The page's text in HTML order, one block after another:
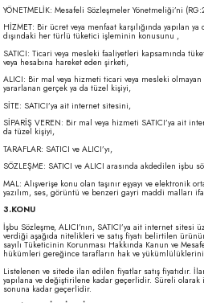
YÖNETMELİK: Mesafeli Sözleşmeler Yönetmeliği’ni
HİZMET: Bir ücret veya menfaat karşılığında yapılan
dışındaki her türlü tüketici işleminin konusunu ,
SATICI: Ticari veya mesleki faaliyetleri kapsamında
veya hesabına hareket eden şirketi,
ALICI: Bir mal veya hizmeti ticari veya mesleki
yararlanan gerçek ya da tüzel kişiyi,
SİTE: SATICI’ya ait internet sitesini,
SİPARİŞ VEREN: Bir mal veya hizmeti SATICI’ya ait
da tüzel kişiyi,
TARAFLAR: SATICI ve ALICI’yı,
SÖZLEŞME: SATICI ve ALICI arasında akdedilen işbu
MAL: Alışverişe konu olan taşınır eşyayı ve elektronik
yazılım, ses, görüntü ve benzeri gayri maddi malları
3.KONU
İşbu Sözleşme, ALICI’nın, SATICI’ya ait internet
verdiği aşağıda nitelikleri ve satış fiyatı belirtilen
sayılı Tüketicinin Korunması Hakkında Kanun ve
hükümleri gereğince tarafların hak ve
Listelenen ve sitede ilan edilen fiyatlar satış fiyatıdır.
yapılana ve değiştirilene kadar geçerlidir. Süreli
sonuna kadar geçerlidir.